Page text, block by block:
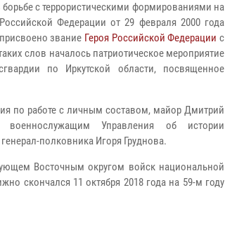
с террористическими формированиями на
Федерации от 29 февраля 2000 года
звание Героя Российской Федерации с
слов началось патриотическое мероприятие
по Иркутской области, посвященное
по работе с личным составом, майор Дмитрий
Управления об истории
полковника Игоря Груднова.
Восточным округом войск национальной
скончался 11 октября 2018 года на 59-м году